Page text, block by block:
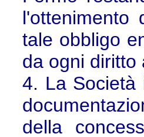
l'ottenimento
tale obbligo
da ogni diritto
4. La Società
della